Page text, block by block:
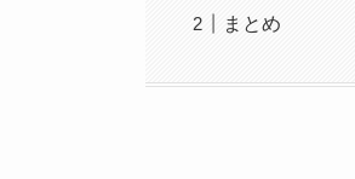
まとめ